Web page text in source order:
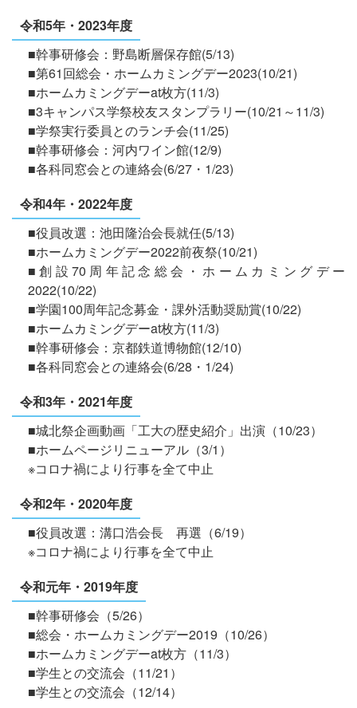
令和5年・2023年度
■幹事研修会：野島断層保存館(5/13)
■第61回総会・ホームカミングデー2023(10/21)
■ホームカミングデーat枚方(11/3)
■3キャンパス学祭校友スタンプラリー(10/21～11/3)
■学祭実行委員とのランチ会(11/25)
■幹事研修会：河内ワイン館(12/9)
■各科同窓会との連絡会(6/27・1/23)
令和4年・2022年度
■役員改選：池田隆治会長就任(5/13)
■ホームカミングデー2022前夜祭(10/21)
■創設70周年記念総会・ホームカミングデー
2022(10/22)
■学園100周年記念募金・課外活動奨励賞(10/22)
■ホームカミングデーat枚方(11/3)
■幹事研修会：京都鉄道博物館(12/10)
■各科同窓会との連絡会(6/28・1/24)
令和3年・2021年度
■城北祭企画動画「工大の歴史紹介」出演（10/23）
■ホームページリニューアル（3/1）
※コロナ禍により行事を全て中止
令和2年・2020年度
■役員改選：溝口浩会長 再選（6/19）
※コロナ禍により行事を全て中止
令和元年・2019年度
■幹事研修会（5/26）
■総会・ホームカミングデー2019（10/26）
■ホームカミングデーat枚方（11/3）
■学生との交流会（11/21）
■学生との交流会（12/14）